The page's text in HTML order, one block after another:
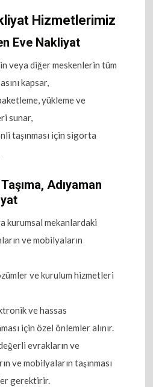
Hizmetlerimiz
Eve Nakliyat
veya diğer meskenlerin tüm
kapsar,
yükleme ve
sunar,
taşınması için sigorta
Adıyaman
kurumsal mekanlardaki
ve mobilyaların
ve kurulum hizmetleri
ve hassas
için özel önlemler alınır.
evrakların ve
ve mobilyaların taşınması
gerektirir.